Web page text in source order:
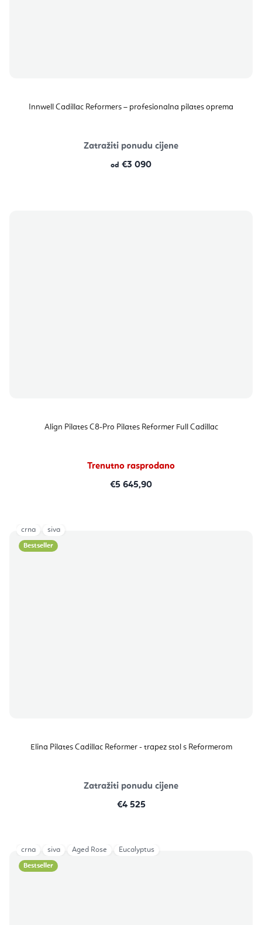
Innwell Cadillac Reformers – profesionalna pilates oprema
Zatražiti ponudu cijene
od €3 090
Align Pilates C8-Pro Pilates Reformer Full Cadillac
Trenutno rasprodano
€5 645,90
Bestseller
Elina Pilates Cadillac Reformer - trapez stol s Reformerom
Zatražiti ponudu cijene
€4 525
crna siva
Bestseller
crna siva Aged Rose Eucalyptus